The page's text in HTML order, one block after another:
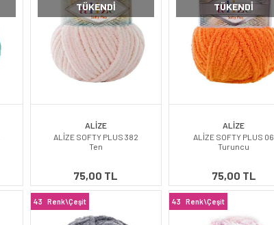
TÜKENDI
ALİZE
ALİZE SOFTY PLUS 382
Ten
75,00 TL
TÜKENDI
ALİZE
ALİZE SOFTY PLUS 06
Turuncu
75,00 TL
43 Renk\Çeşit 43 Renk\Çeşit